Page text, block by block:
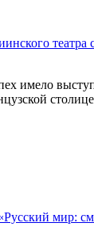
театра
имело
мир: